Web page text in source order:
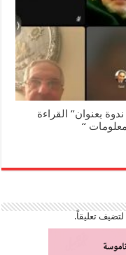
بعنوان” القراءة
“
تعليقاً.